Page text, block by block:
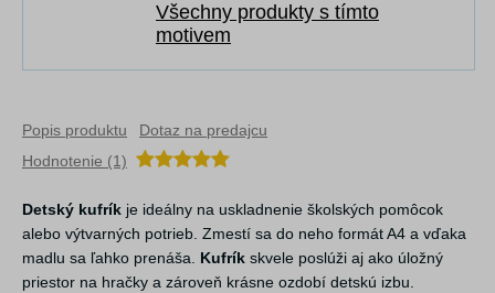
Všechny produkty s tímto
motivem
Popis produktu
Dotaz na predajcu
Hodnotenie (1)
Detský kufrík je ideálny na uskladnenie školských pomôcok
alebo výtvarných potrieb. Zmestí sa do neho formát A4 a vďaka
madlu sa ľahko prenáša. Kufrík skvele poslúži aj ako úložný
priestor na hračky a zároveň krásne ozdobí detskú izbu.